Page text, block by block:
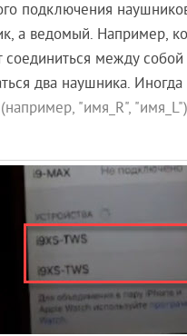
подключения
а ведомый. Например,
между собой
два наушника.
(например, "имя_R", "имя_L")